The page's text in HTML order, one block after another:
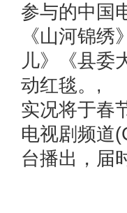
参与的中
《山河锦
儿》《县委
动红毯。,
实况将于春
电视剧频道
台播出，届